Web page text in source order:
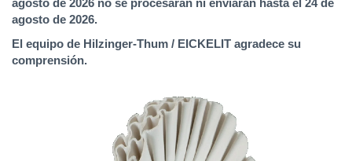
agosto de 2026.
El equipo de Hilzinger-Thum / EICKELIT agradece su
comprensión.